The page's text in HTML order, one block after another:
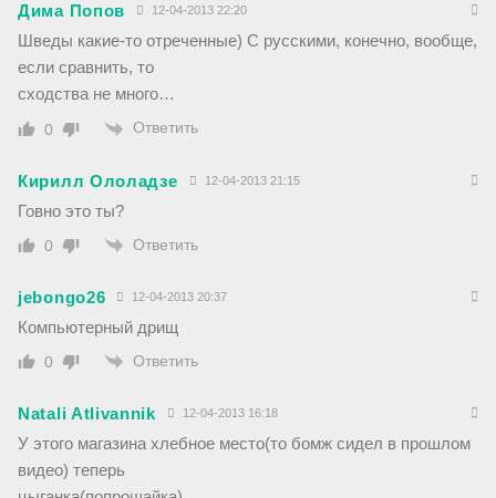
Дима Попов 12-04-2013 22:20
Шведы какие-то отреченные) С русскими, конечно, вообще,
если сравнить, то
сходства не много…
0 Ответить
Кирилл Ололадзе 12-04-2013 21:15
Говно это ты?
0 Ответить
jebongo26 12-04-2013 20:37
Компьютерный дрищ
0 Ответить
Natali Atlivannik 12-04-2013 16:18
У этого магазина хлебное место(то бомж сидел в прошлом
видео) теперь